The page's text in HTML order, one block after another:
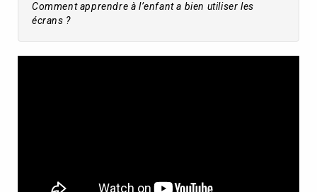
Comment apprendre à l’enfant a bien utiliser les
écrans ?